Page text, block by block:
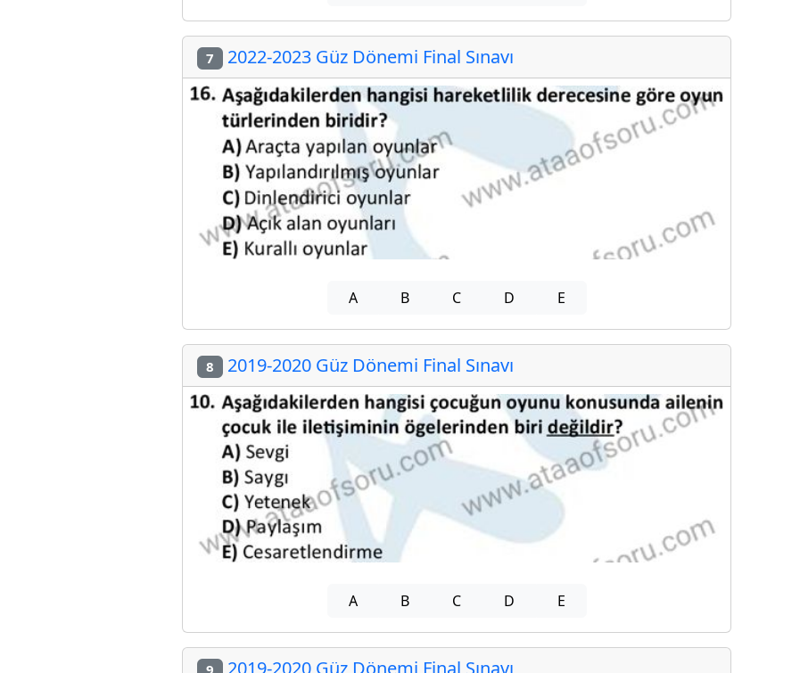
7 2022-2023 Güz Dönemi Final Sınavı
A B C D E
8 2019-2020 Güz Dönemi Final Sınavı
A B C D E
9 2019-2020 Güz Dönemi Final Sınavı